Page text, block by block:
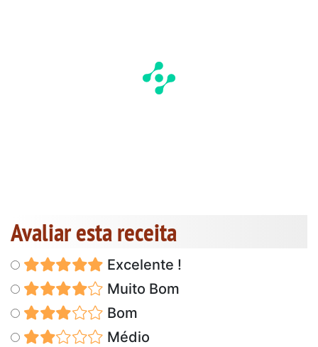
Avaliar esta receita
Excelente !
Muito Bom
Bom
Médio